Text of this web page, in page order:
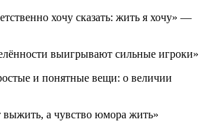
хочу сказать: жить я хочу» —
выигрывают сильные игроки»
и понятные вещи: о величии
а чувство юмора жить»